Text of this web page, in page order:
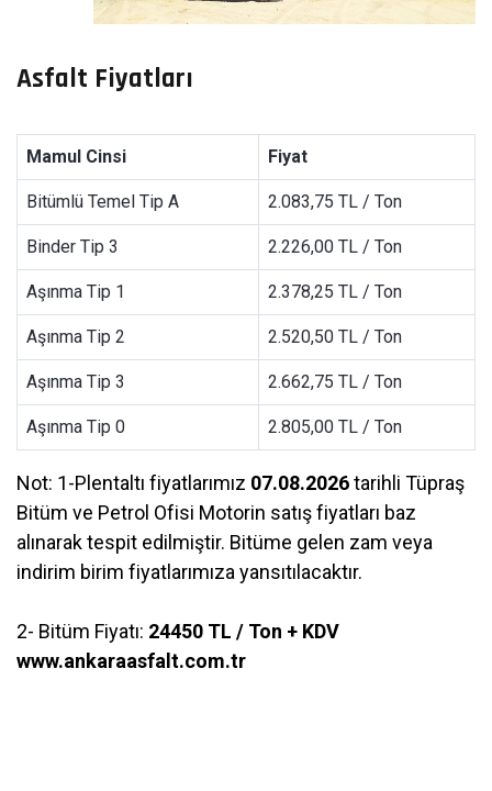
Asfalt Fiyatları
Mamul Cinsi Fiyat
Bitümlü Temel Tip A 2.083,75 TL / Ton
Binder Tip 3 2.226,00 TL / Ton
Aşınma Tip 1 2.378,25 TL / Ton
Aşınma Tip 2 2.520,50 TL / Ton
Aşınma Tip 3 2.662,75 TL / Ton
Aşınma Tip 0 2.805,00 TL / Ton
Not: 1-Plentaltı fiyatlarımız 07.08.2026tarihli Tüpraş
Bitüm ve Petrol Ofisi Motorin satış fiyatları baz
alınarak tespit edilmiştir. Bitüme gelen zam veya
indirim birim fiyatlarımıza yansıtılacaktır.
2- Bitüm Fiyatı: 24450 TL / Ton + KDV
www.ankaraasfalt.com.tr